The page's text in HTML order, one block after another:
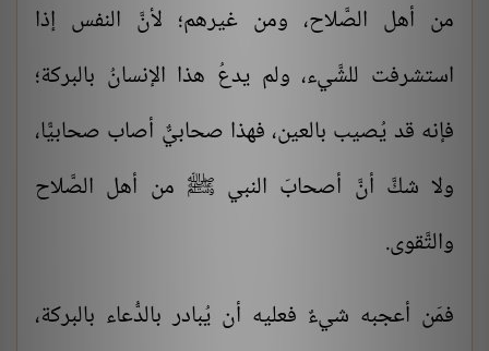
من أهل الصَّلاح، ومن غيرهم؛ لأنَّ النفس إذا
استشرفت للشَّيء، ولم يدعُ هذا الإنسانُ بالبركة؛
فإنه قد يُصيب بالعين، فهذا صحابيٌّ أصاب صحابيًّا،
ولا شكَّ أنَّ أصحابَ النبي ﷺ من أهل الصَّلاح
والتَّقوى.
فمَن أعجبه شيءٌ فعليه أن يُبادر بالدُّعاء بالبركة،